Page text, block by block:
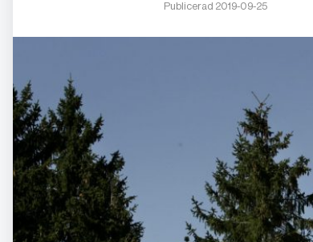
Publicerad 2019-09-25